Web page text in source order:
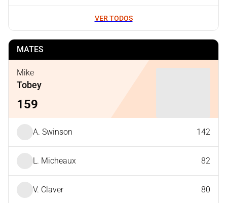
VER TODOS
MATES
Mike
Tobey
159
A. Swinson 142
L. Micheaux 82
V. Claver 80